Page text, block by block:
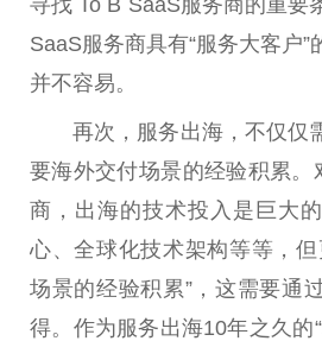
寻找 To B SaaS服务商的重要
SaaS服务商具有“服务大客户
并不容易。
再次，服务出海，不仅仅
要海外交付场景的经验积累。
商，出海的技术投入是巨大
心、全球化技术架构等等，
场景的经验积累”，这需要通
得。作为服务出海10年之久的